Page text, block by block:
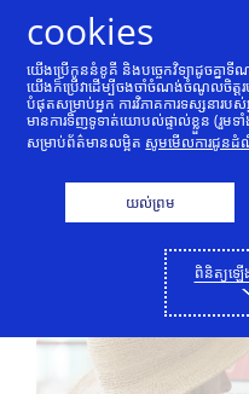
ប័ណ្ណឥណទាន ប័ណ្ណឥណ
អត្ថប្រយោ
ជាមុន
cookies
យើងប្រើកូននំខូគី និងបច្ចេកវិទ្យាដូចគ្នា
យើងក៏ប្រើវាដើម្បីចងចាំចំណង់ចំណូលចិត្
បំផុតសម្រាប់អ្នក ការវិភាគការទស្សនារ
មានការទិញទូទាត់យោបល់ផ្ទាល់ខ្លួន (រួ
សម្រាប់ព័ត៌មានលម្អិត សូមមើលការជូន
យល់ព្រម
ពិនិត្យឡ